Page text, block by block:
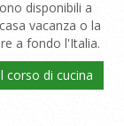
disponibili a
vacanza o la
a fondo l'Italia.
corso di cucina